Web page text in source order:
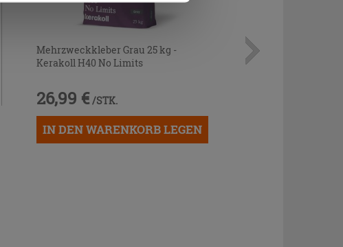
Mehrzweckkleber Grau 25 kg -
Kerakoll H40 No Limits
26,99 € /STK.
IN DEN WARENKORB LEGEN